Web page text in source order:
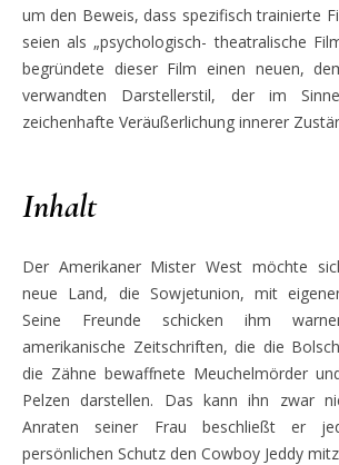
um den Beweis, dass spezifisch trainierte
seien als „psychologisch- theatralische
begründete dieser Film einen neuen,
verwandten Darstellerstil, der im
zeichenhafte Veräußerlichung innerer
Inhalt
Der Amerikaner Mister West möchte
neue Land, die Sowjetunion, mit
Seine Freunde schicken ihm
amerikanische Zeitschriften, die die
die Zähne bewaffnete Meuchelmörder
Pelzen darstellen. Das kann ihn zwar
Anraten seiner Frau beschließt er
persönlichen Schutz den Cowboy Jeddy